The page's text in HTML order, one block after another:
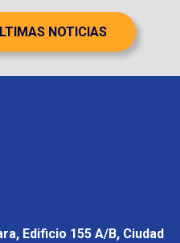
NOTICIAS
Edificio 155 A/B, Ciudad